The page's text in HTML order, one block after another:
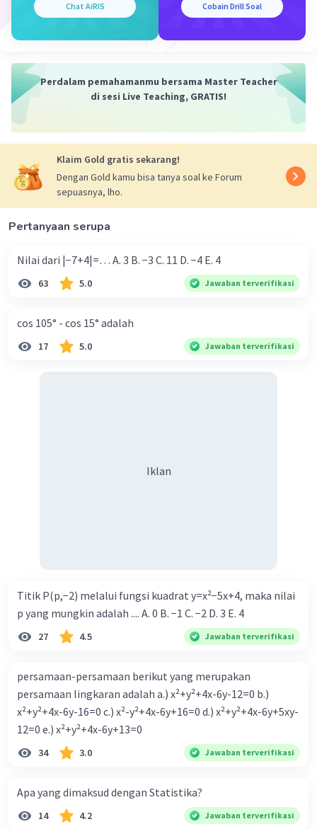
Beri Rating·5.0(2) Balas
20 Desember 2023 06:21
terimakasih kaaa
Chat AiRIS Cobain Drill Soal
Perdalam pemahamanmu bersama Master Teacher
di sesi Live Teaching, GRATIS!
Klaim Gold gratis sekarang!
Dengan Gold kamu bisa tanya soal ke Forum
sepuasnya, lho.
Pertanyaan serupa
Nilai dari |−7+4|=… A. 3 B. −3 C. 11 D. −4 E. 4
63 5.0 Jawaban terverifikasi
cos 105° - cos 15° adalah
17 5.0 Jawaban terverifikasi
Iklan
Titik P(p,−2) melalui fungsi kuadrat y=x²−5x+4, maka nilai
p yang mungkin adalah .... A. 0 B. −1 C. −2 D. 3 E. 4
27 4.5 Jawaban terverifikasi
persamaan-persamaan berikut yang merupakan
persamaan lingkaran adalah a.) x²+y²+4x-6y-12=0 b.)
x²+y²+4x-6y-16=0 c.) x²-y²+4x-6y+16=0 d.) x²+y²+4x-6y+5xy-
12=0 e.) x²+y²+4x-6y+13=0
34 3.0 Jawaban terverifikasi
Apa yang dimaksud dengan Statistika?
14 4.2 Jawaban terverifikasi